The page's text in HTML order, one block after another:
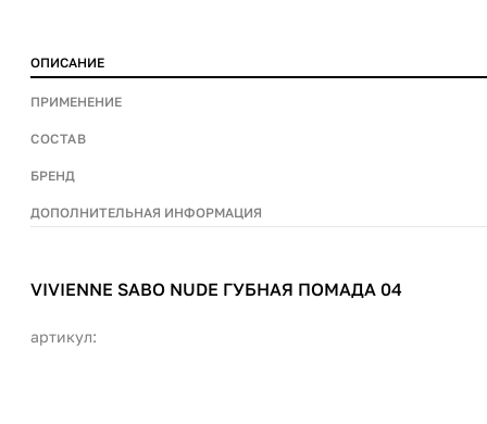
ОПИСАНИЕ
ПРИМЕНЕНИЕ
СОСТАВ
БРЕНД
ДОПОЛНИТЕЛЬНАЯ ИНФОРМАЦИЯ
VIVIENNE SABO NUDE ГУБНАЯ ПОМАДА 04
артикул: